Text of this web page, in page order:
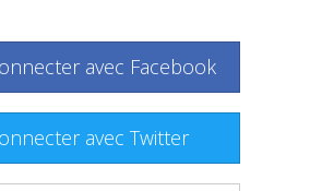
avec Facebook
avec Twitter